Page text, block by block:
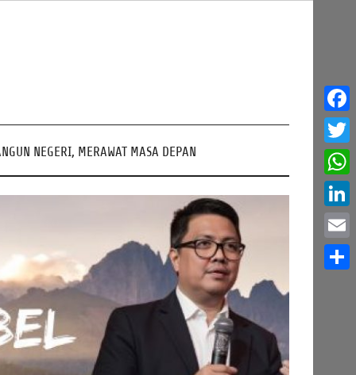
NEGERI, MERAWAT MASA DEPAN
Email